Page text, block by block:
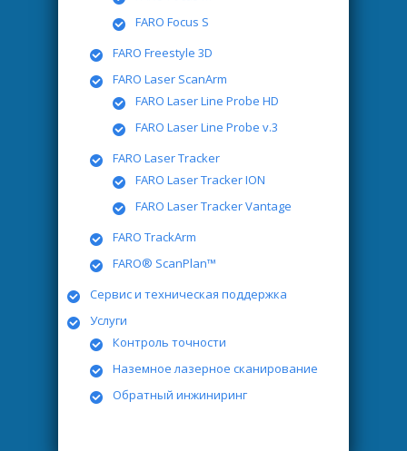
FARO Focus S
FARO Freestyle 3D
FARO Laser ScanArm
FARO Laser Line Probe HD
FARO Laser Line Probe v.3
FARO Laser Tracker
FARO Laser Tracker ION
FARO Laser Tracker Vantage
FARO TrackArm
FARO® ScanPlan™
Сервис и техническая поддержка
Услуги
Контроль точности
Наземное лазерное сканирование
Обратный инжиниринг